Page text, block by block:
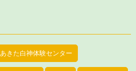
あきた白神体験センター